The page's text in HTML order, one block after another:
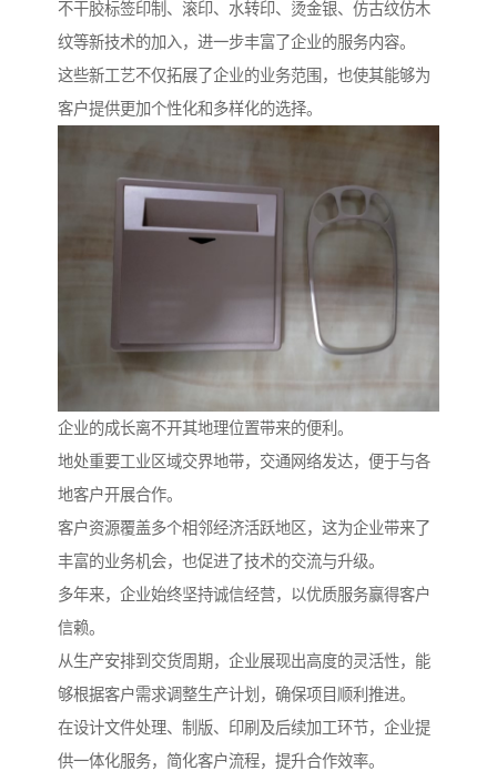
不干胶标签印制、滚印、水转印、烫金银、仿古纹仿木
纹等新技术的加入，进一步丰富了企业的服务内容。
这些新工艺不仅拓展了企业的业务范围，也使其能够为
客户提供更加个性化和多样化的选择。
企业的成长离不开其地理位置带来的便利。
地处重要工业区域交界地带，交通网络发达，便于与各
地客户开展合作。
客户资源覆盖多个相邻经济活跃地区，这为企业带来了
丰富的业务机会，也促进了技术的交流与升级。
多年来，企业始终坚持诚信经营，以优质服务赢得客户
信赖。
从生产安排到交货周期，企业展现出高度的灵活性，能
够根据客户需求调整生产计划，确保项目顺利推进。
在设计文件处理、制版、印刷及后续加工环节，企业提
供一体化服务，简化客户流程，提升合作效率。